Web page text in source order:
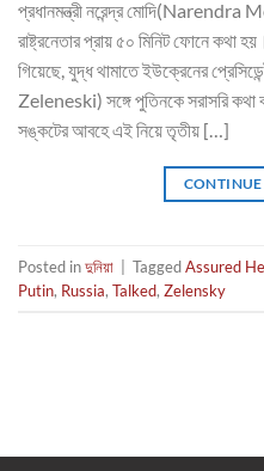
প্রধানমন্ত্রী নরেন্দ্র মোদি(Narendra
রাষ্ট্রনেতার প্রায় ৫০ মিনিট ফোনে কথা
গিয়েছে, যুদ্ধ থামাতে ইউক্রেনের
Zeleneski) সঙ্গে পুতিনকে সরাসরি কথা
সঙ্কটের আবহে এই নিয়ে তৃতীয় […]
Posted inদুনিয়া TaggedAssured
Putin, Russia, Talked, Zelensky